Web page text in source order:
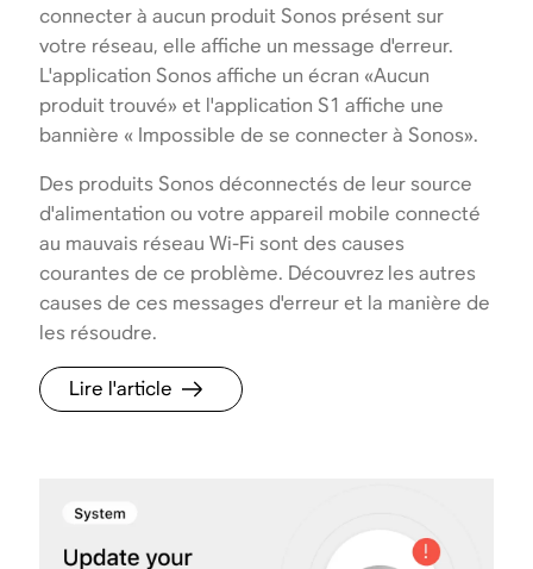
connecter à aucun produit Sonos présent sur
votre réseau, elle affiche un message d'erreur.
L'application Sonos affiche un écran «Aucun
produit trouvé» et l'application S1 affiche une
bannière « Impossible de se connecter à Sonos».
Des produits Sonos déconnectés de leur source
d'alimentation ou votre appareil mobile connecté
au mauvais réseau Wi-Fi sont des causes
courantes de ce problème. Découvrez les autres
causes de ces messages d'erreur et la manière de
les résoudre.
Lire l'article